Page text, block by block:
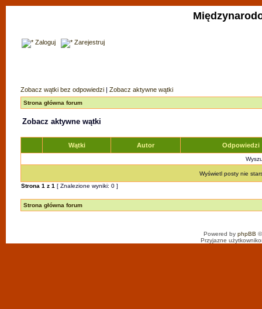
Zaloguj Zarejestruj
Zobacz wątki bez odpowiedzi | Zobacz aktywne wątki
Strona główna forum
Zobacz aktywne wątki
Wątki Autor Odpowiedzi
Wyświetl posty nie
Strona 1 z 1 [ Znalezione wyniki: 0 ]
Strona główna forum
Powered by phpBB
Przyjazne